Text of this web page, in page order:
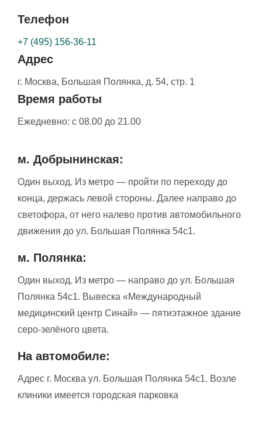
Телефон
+7 (495) 156-36-11
Адрес
г. Москва, Большая Полянка, д. 54, стр. 1
Время работы
Ежедневно: с 08.00 до 21.00
м. Добрынинская:
Один выход. Из метро — пройти по переходу до
конца, держась левой стороны. Далее направо до
светофора, от него налево против автомобильного
движения до ул. Большая Полянка 54с1.
м. Полянка:
Один выход. Из метро — направо до ул. Большая
Полянка 54с1. Вывеска «Международный
медицинский центр Синай» — пятиэтажное здание
серо-зелёного цвета.
На автомобиле:
Адрес г. Москва ул. Большая Полянка 54с1. Возле
клиники имеется городская парковка